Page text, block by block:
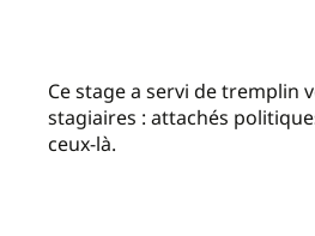
Ce stage a servi de tremplin
stagiaires : attachés
ceux-là.